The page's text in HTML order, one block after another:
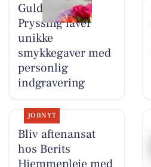
Guldsmed
Pryssing laver
unikke
smykkegaver med
personlig
indgravering
JOBNYT
Bliv aftenansat
hos Berits